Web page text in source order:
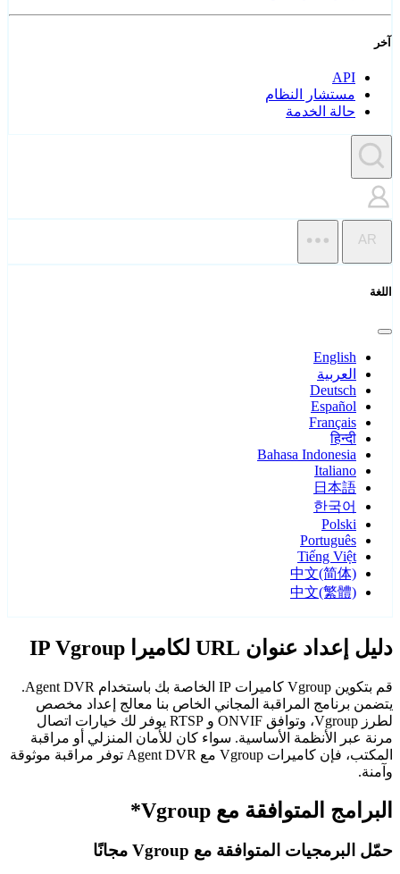
آخر
API
مستشار النظام
حالة الخدمة
AR
اللغة
English
العربية
Deutsch
Español
Français
हिन्दी
Bahasa Indonesia
Italiano
日本語
한국어
Polski
Português
Tiếng Việt
中文(简体)
中文(繁體)
دليل إعداد عنوان URL لكاميرا IP Vgroup
قم بتكوين Vgroup كاميرات IP الخاصة بك باستخدام Agent DVR.
يتضمن برنامج المراقبة المجاني الخاص بنا معالج إعداد مخصص
لطرز Vgroup، وتوافق ONVIF و RTSP يوفر لك خيارات اتصال
مرنة عبر الأنظمة الأساسية. سواء كان للأمان المنزلي أو مراقبة
المكتب، فإن كاميرات Vgroup مع Agent DVR توفر مراقبة موثوقة
وآمنة.
البرامج المتوافقة مع Vgroup*
حمّل البرمجيات المتوافقة مع Vgroup مجانًا